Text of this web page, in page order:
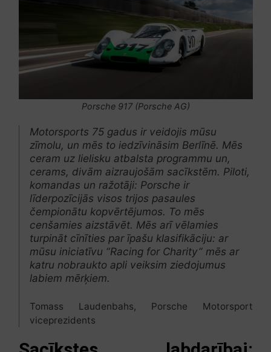
Porsche 917 (Porsche AG)
Motorsports 75 gadus ir veidojis mūsu
zīmolu, un mēs to iedzīvināsim Berlīnē. Mēs
ceram uz lielisku atbalsta programmu un,
cerams, divām aizraujošām sacīkstēm. Piloti,
komandas un ražotāji: Porsche ir
līderpozīcijās visos trijos pasaules
čempionātu kopvērtējumos. To mēs
cenšamies aizstāvēt. Mēs arī vēlamies
turpināt cīnīties par īpašu klasifikāciju: ar
mūsu iniciatīvu “Racing for Charity” mēs ar
katru nobraukto apli veiksim ziedojumus
labiem mērķiem.
Tomass Laudenbahs, Porsche Motorsport
viceprezidents